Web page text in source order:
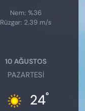
Nem: %36
Rüzgar: 2.39 m/s
10 AĞUSTOS
PAZARTESI
24°